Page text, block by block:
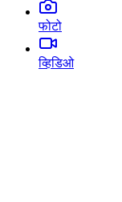
फोटो
व्हिडिओ